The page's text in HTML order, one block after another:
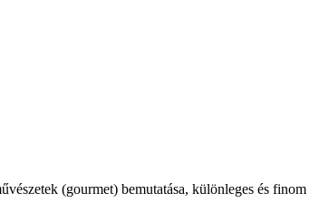
(gourmet) bemutatása, különleges és finom